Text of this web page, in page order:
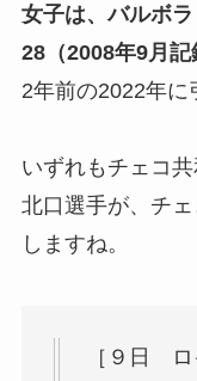
女子は、バルボ
28（2008年9月記
2年前の2022年に
いずれもチェコ共
北口選手が、チ
しますね。
［９日 ロ